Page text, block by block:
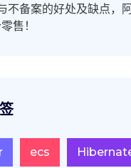
不备案的好处及缺点，
售！
ecs